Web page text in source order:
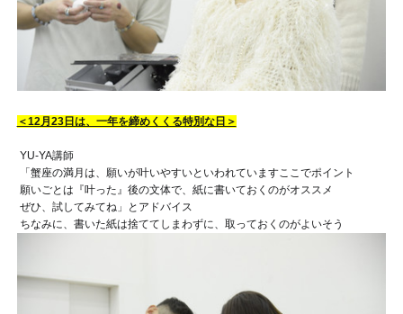
＜12月23日は、一年を締めくくる特別な日＞
YU-YA講師
「蟹座の満月は、願いが叶いやすいといわれていますここでポイント
願いごとは『叶った』後の文体で、紙に書いておくのがオススメ
ぜひ、試してみてね 」とアドバイス
ちなみに、書いた紙は捨ててしまわずに、取っておくのがよいそう